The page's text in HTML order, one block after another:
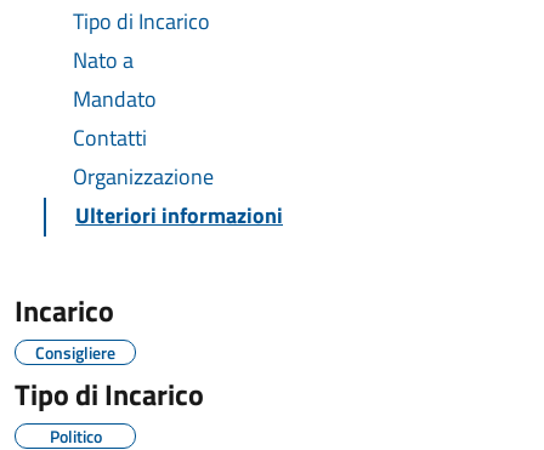
Tipo di Incarico
Nato a
Mandato
Contatti
Organizzazione
Ulteriori informazioni
Incarico
Consigliere
Tipo di Incarico
Politico